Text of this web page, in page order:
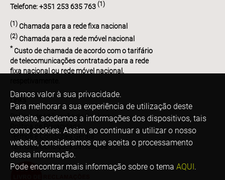
Damos valor à sua privacidade.
Para melhorar a sua experiência de utilização deste
website, acedemos a informações dos dispositivos, tais
como cookies. Assim, ao continuar a utilizar o nosso
website, consideramos que aceita o processamento
dessa informação.
Pode encontrar mais informação sobre o tema AQUI.
Telefone: +351 253 635 763 (1)
(1) Chamada para a rede fixa nacional
(2) Chamada para a rede móvel nacional
* Custo de chamada de acordo com o tarifário
de telecomunicações contratado para a rede
fixa nacional ou rede móvel nacional,
Política de Utilização de Cookies
Política de Privacidade
Termos e Condições Gerais
Termos e Condições de Reserva